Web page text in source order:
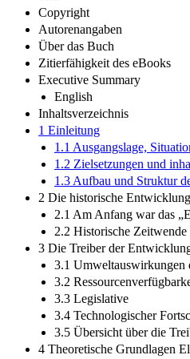
Copyright
Autorenangaben
Über das Buch
Zitierfähigkeit des eBooks
Executive Summary
English
Inhaltsverzeichnis
1 Einleitung
1.1 Ausgangslage,
1.2 Zielsetzungen und
1.3 Aufbau und Struktur
2 Die historische
2.1 Am Anfang war das
2.2 Historische Zeitwende
3 Die Treiber der
3.1 Umweltauswirkungen
3.2
3.3 Legislative
3.4 Technologischer
3.5 Übersicht über die
4 Theoretische Grundlagen